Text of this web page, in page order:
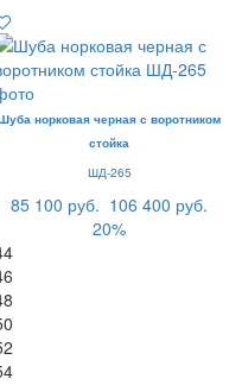
норковая черная с воротником
стойка
ШД-265
85 100 руб. 106 400 руб.
20%